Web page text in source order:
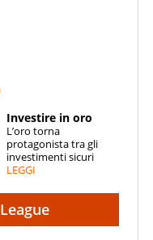
Investire in oro
L’oro torna
protagonista tra gli
investimenti sicuri
LEGGI